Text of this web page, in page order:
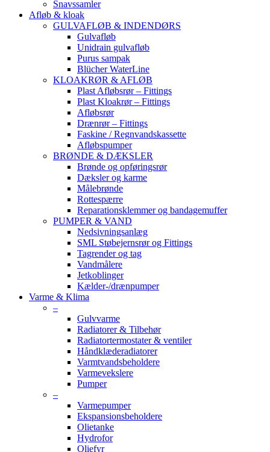
Snavssamler
Afløb & kloak
GULVAFLØB & INDENDØRS
Gulvafløb
Unidrain gulvafløb
Purus sampak
Blücher WaterLine
KLOAKRØR & AFLØB
Plast Afløbsrør – Fittings
Plast Kloakrør – Fittings
Afløbsrør
Drænrør – Fittings
Faskine / Regnvandskassette
Afløbspumper
BRØNDE & DÆKSLER
Brønde og opføringsrør
Dæksler og karme
Målebrønde
Rottespærre
Reparationsklemmer og bandagemuffer
PUMPER & VAND
Nedsivningsanlæg
SML Støbejernsrør og Fittings
Tagrender og tag
Vandmålere
Jetkoblinger
Kælder-/drænpumper
Varme & Klima
–
Gulvvarme
Radiatorer & Tilbehør
Radiatortermostater & ventiler
Håndklæderadiatorer
Varmtvandsbeholdere
Varmevekslere
Pumper
–
Varmepumper
Ekspansionsbeholdere
Olietanke
Hydrofor
Oliefyr